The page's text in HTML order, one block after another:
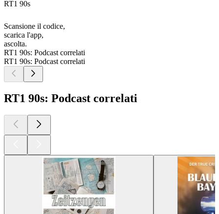
RT1 90s
Scansione il codice,
scarica l'app,
ascolta.
RT1 90s: Podcast correlati
RT1 90s: Podcast correlati
RT1 90s: Podcast correlati